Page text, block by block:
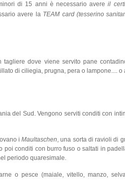
di 15 anni è necessario avereil
avere laTEAM card (tesserino
dove viene servito pane
di ciliegia, prugna, pera o lampone.... o
del Sud. Vengono serviti conditi con
iMaultaschen, una sorta di ravioli di
conditi con burro fuso o saltati in
periodo quaresimale.
o pesce (maiale, vitello, manzo,